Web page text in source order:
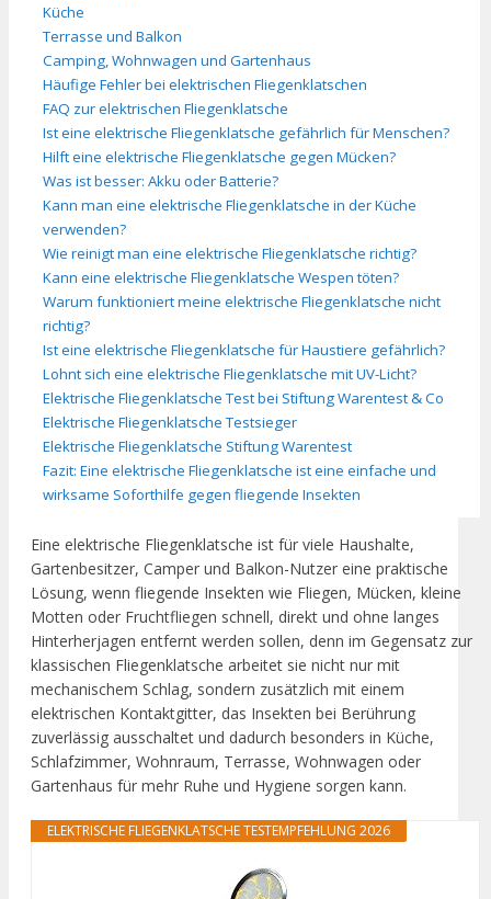
Küche
Terrasse und Balkon
Camping, Wohnwagen und Gartenhaus
Häufige Fehler bei elektrischen Fliegenklatschen
FAQ zur elektrischen Fliegenklatsche
Ist eine elektrische Fliegenklatsche gefährlich für Menschen?
Hilft eine elektrische Fliegenklatsche gegen Mücken?
Was ist besser: Akku oder Batterie?
Kann man eine elektrische Fliegenklatsche in der Küche
verwenden?
Wie reinigt man eine elektrische Fliegenklatsche richtig?
Kann eine elektrische Fliegenklatsche Wespen töten?
Warum funktioniert meine elektrische Fliegenklatsche nicht
richtig?
Ist eine elektrische Fliegenklatsche für Haustiere gefährlich?
Lohnt sich eine elektrische Fliegenklatsche mit UV-Licht?
Elektrische Fliegenklatsche Test bei Stiftung Warentest & Co
Elektrische Fliegenklatsche Testsieger
Elektrische Fliegenklatsche Stiftung Warentest
Fazit: Eine elektrische Fliegenklatsche ist eine einfache und
wirksame Soforthilfe gegen fliegende Insekten
Eine elektrische Fliegenklatsche ist für viele Haushalte,
Gartenbesitzer, Camper und Balkon-Nutzer eine praktische
Lösung, wenn fliegende Insekten wie Fliegen, Mücken, kleine
Motten oder Fruchtfliegen schnell, direkt und ohne langes
Hinterherjagen entfernt werden sollen, denn im Gegensatz zur
klassischen Fliegenklatsche arbeitet sie nicht nur mit
mechanischem Schlag, sondern zusätzlich mit einem
elektrischen Kontaktgitter, das Insekten bei Berührung
zuverlässig ausschaltet und dadurch besonders in Küche,
Schlafzimmer, Wohnraum, Terrasse, Wohnwagen oder
Gartenhaus für mehr Ruhe und Hygiene sorgen kann.
ELEKTRISCHE FLIEGENKLATSCHE TESTEMPFEHLUNG 2026